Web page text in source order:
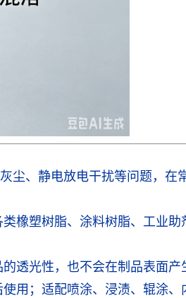
尘、静电放电干扰等问题，在
橡塑树脂、涂料树脂、工业助
透光性，也不会在制品表面产
用；适配喷涂、浸渍、辊涂